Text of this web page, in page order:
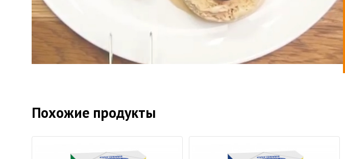
Похожие продукты